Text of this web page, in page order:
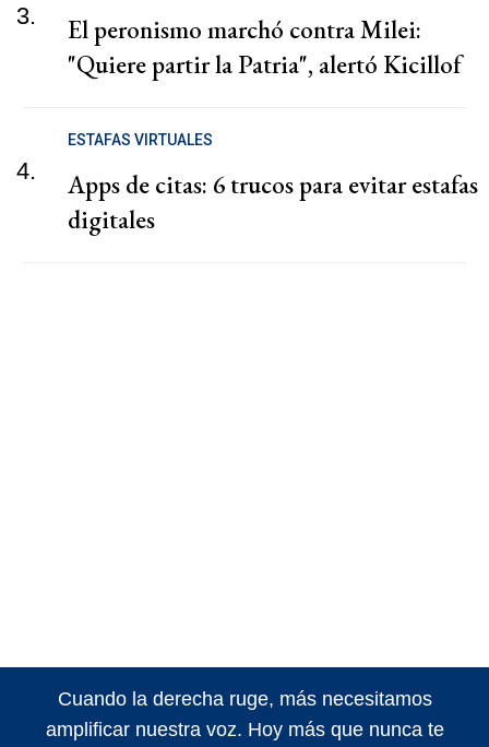
3.
El peronismo marchó contra Milei:
"Quiere partir la Patria", alertó Kicillof
4.
ESTAFAS VIRTUALES
Apps de citas: 6 trucos para evitar estafas
digitales
Cuando la derecha ruge, más necesitamos
amplificar nuestra voz. Hoy más que nunca te